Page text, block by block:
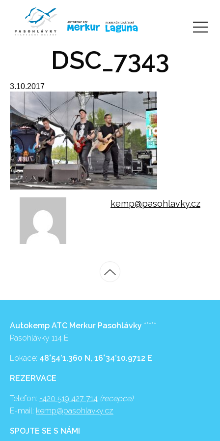
DSC_7343
3.10.2017
kemp@pasohlavky.cz
Autokemp ATC Merkur Pasohlávky *****
Pasohlávky 114 E
Lokace: 48°54’1.360 N, 16°34’10.9712 E
REZERVACE
Telefon: +420 519 427 714 (recepce)
E-mail: kemp@pasohlavky.cz
SPOJTE SE S NÁMI